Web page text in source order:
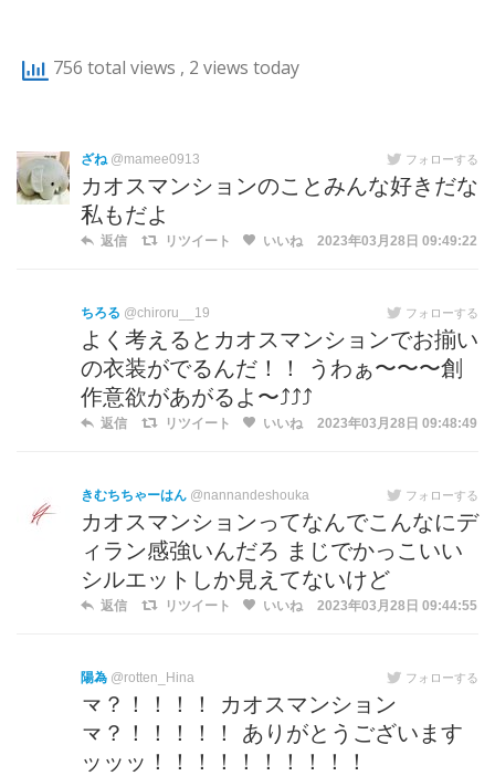
756 total views , 2 views today
ざね @mamee0913 フォローする
カオスマンションのことみんな好きだな
私もだよ
返信 リツイート いいね 2023年03月28日 09:49:22
ちろる @chiroru__19 フォローする
よく考えるとカオスマンションでお揃い
の衣装がでるんだ！！ うわぁ〜〜〜創
作意欲があがるよ〜⤴︎︎︎⤴︎︎︎⤴︎︎︎
返信 リツイート いいね 2023年03月28日 09:48:49
きむちちゃーはん @nannandeshouka フォローする
カオスマンションってなんでこんなにデ
ィラン感強いんだろ まじでかっこいい
シルエットしか見えてないけど
返信 リツイート いいね 2023年03月28日 09:44:55
陽為 @rotten_Hina フォローする
龴？！！！！ カオスマンション
龴？！！！！！ ありがとうございます
ッッッ！！！！！！！！！！